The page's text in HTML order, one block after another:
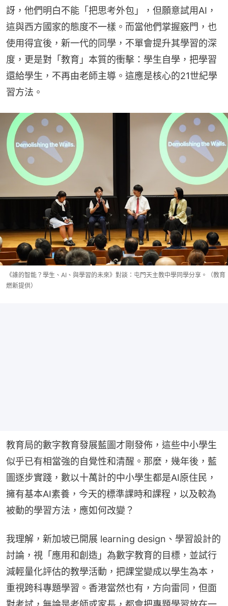
訝，他們明白不能「把思考外包」，但願意試用AI，
這與西方國家的態度不一樣。而當他們掌握竅門，也
使用得宜後，新一代的同學，不單會提升其學習的深
度，更是對「教育」本質的衝擊：學生自學，把學習
還給學生，不再由老師主導。這應是核心的21世紀學
習方法。
《誰的智能？學生、AI、與學習的未來》對談：屯門天主教中學同學分享。（教育
燃新提供）
教育局的數字教育發展藍圖才剛發佈，這些中小學生
似乎已有相當強的自覺性和清醒。那麼，幾年後，藍
圖逐步實踐，數以十萬計的中小學生都是AI原住民，
擁有基本AI素養，今天的標準課時和課程，以及較為
被動的學習方法，應如何改變？
我理解，新加坡已開展 learning design、學習設計的
討論，視「應用和創造」為數字教育的目標，並試行
減輕量化評估的教學活動，把課堂變成以學生為本，
重視跨科專題學習。香港當然也有，方向雷同，但面